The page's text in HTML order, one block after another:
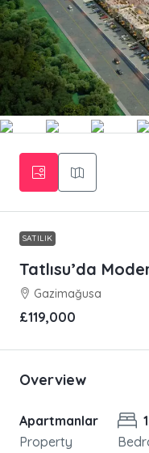
SATILIK
Tatlısu’da
Gazimağusa
£119,000
Overview
Apartmanlar
Property
1